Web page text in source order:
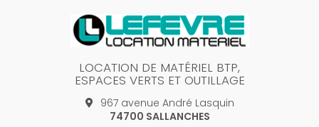
LOCATION DE MATÉRIEL BTP,
ESPACES VERTS ET OUTILLAGE
967 avenue André Lasquin
74700 SALLANCHES